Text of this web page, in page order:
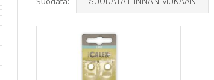
popularity